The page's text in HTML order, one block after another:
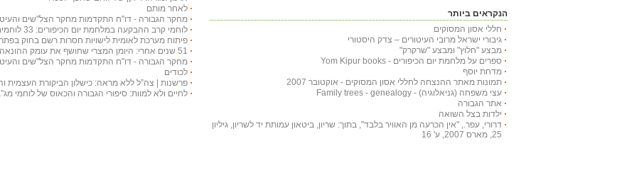
הנקראים ביותר
חללי אסון המסוקים
גיבורי ישראל מרובי העיטורים – צדק היסטורי
מבצע "חלוץ" ומבצע "שרקרק"
ספרים על מלחמת יום הכיפורים - Yom Kipur books
מדחת יוסף
תמונות מאתר ההנצחה לחללי אסון המסוקים - אוקטובר 2007
עצי משפחה (גניאלוגיה) - Family trees - genealogy
אתר הגבורה
ילדות בצל השואה
דרורי, עפר., "אין הכרעה מן האוויר בלבד", בתוך: שריון, ביטאון עמותת יד לשריון, גיליון
25, מארס 2007, ע' 16
לאחר מותם
מחקר הגבורה - דו"ח התקדמות מחקר הצל"שים והעיטורים,
לוחמי קרב ההבקעה במלחמת יום הכיפורים: 33 לוחמים עוטרו בצל"שים
פיתוח מערכת לאומית לישויות חסרות רשם בחוק
51 שנים אחרי: היומן המצרי שחושף את עומק ההונאה ואת כשלון המודיעין
מחקר הגבורה - דו"ח התקדמות מחקר הצל"שים והעיטורים,
לכודים
פרשנות | צה”ל ללא מראה: כישלון הביקורת העצמית
לחיים ולא למוות: סיפורי הגבורה והכאוס של לוחמי